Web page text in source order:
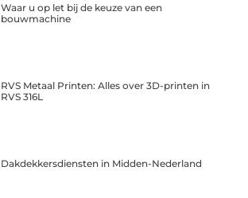
Waar u op let bij de keuze van een
bouwmachine
RVS Metaal Printen: Alles over 3D-printen in
RVS 316L
Dakdekkersdiensten in Midden-Nederland